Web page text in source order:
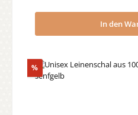
In den
%Rabatt